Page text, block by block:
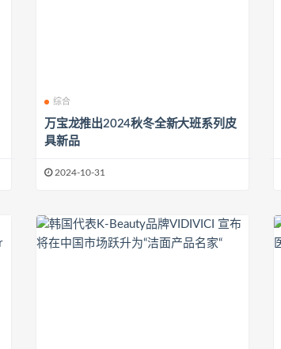
综合
万宝龙推出2024秋冬全新大班系列皮
具新品
2024-10-31